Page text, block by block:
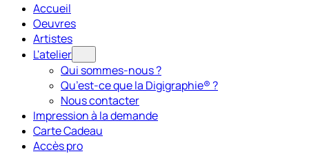
Accueil
Oeuvres
Artistes
L'atelier
Qui sommes-nous ?
Qu’est-ce que la Digigraphie® ?
Nous contacter
Impression à la demande
Carte Cadeau
Accès pro